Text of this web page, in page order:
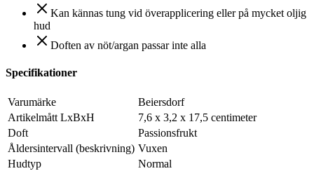
Kan kännas tung vid överapplicering eller på mycket oljig
hud
Doften av nöt/argan passar inte alla
Specifikationer
Varumärke
Beiersdorf
Artikelmått LxBxH
7,6 x 3,2 x 17,5 centimeter
Doft
Passionsfrukt
Åldersintervall (beskrivning) Vuxen
Hudtyp
Normal